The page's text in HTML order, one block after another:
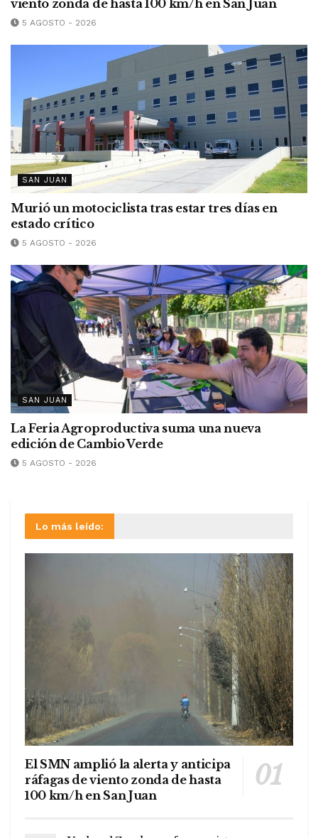
viento zonda de hasta 100 km/h en San Juan
5 AGOSTO - 2026
SAN JUAN
Murió un motociclista tras estar tres días en
estado crítico
5 AGOSTO - 2026
SAN JUAN
La Feria Agroproductiva suma una nueva
edición de Cambio Verde
5 AGOSTO - 2026
Lo más leído:
El SMN amplió la alerta y anticipa
ráfagas de viento zonda de hasta
100 km/h en San Juan